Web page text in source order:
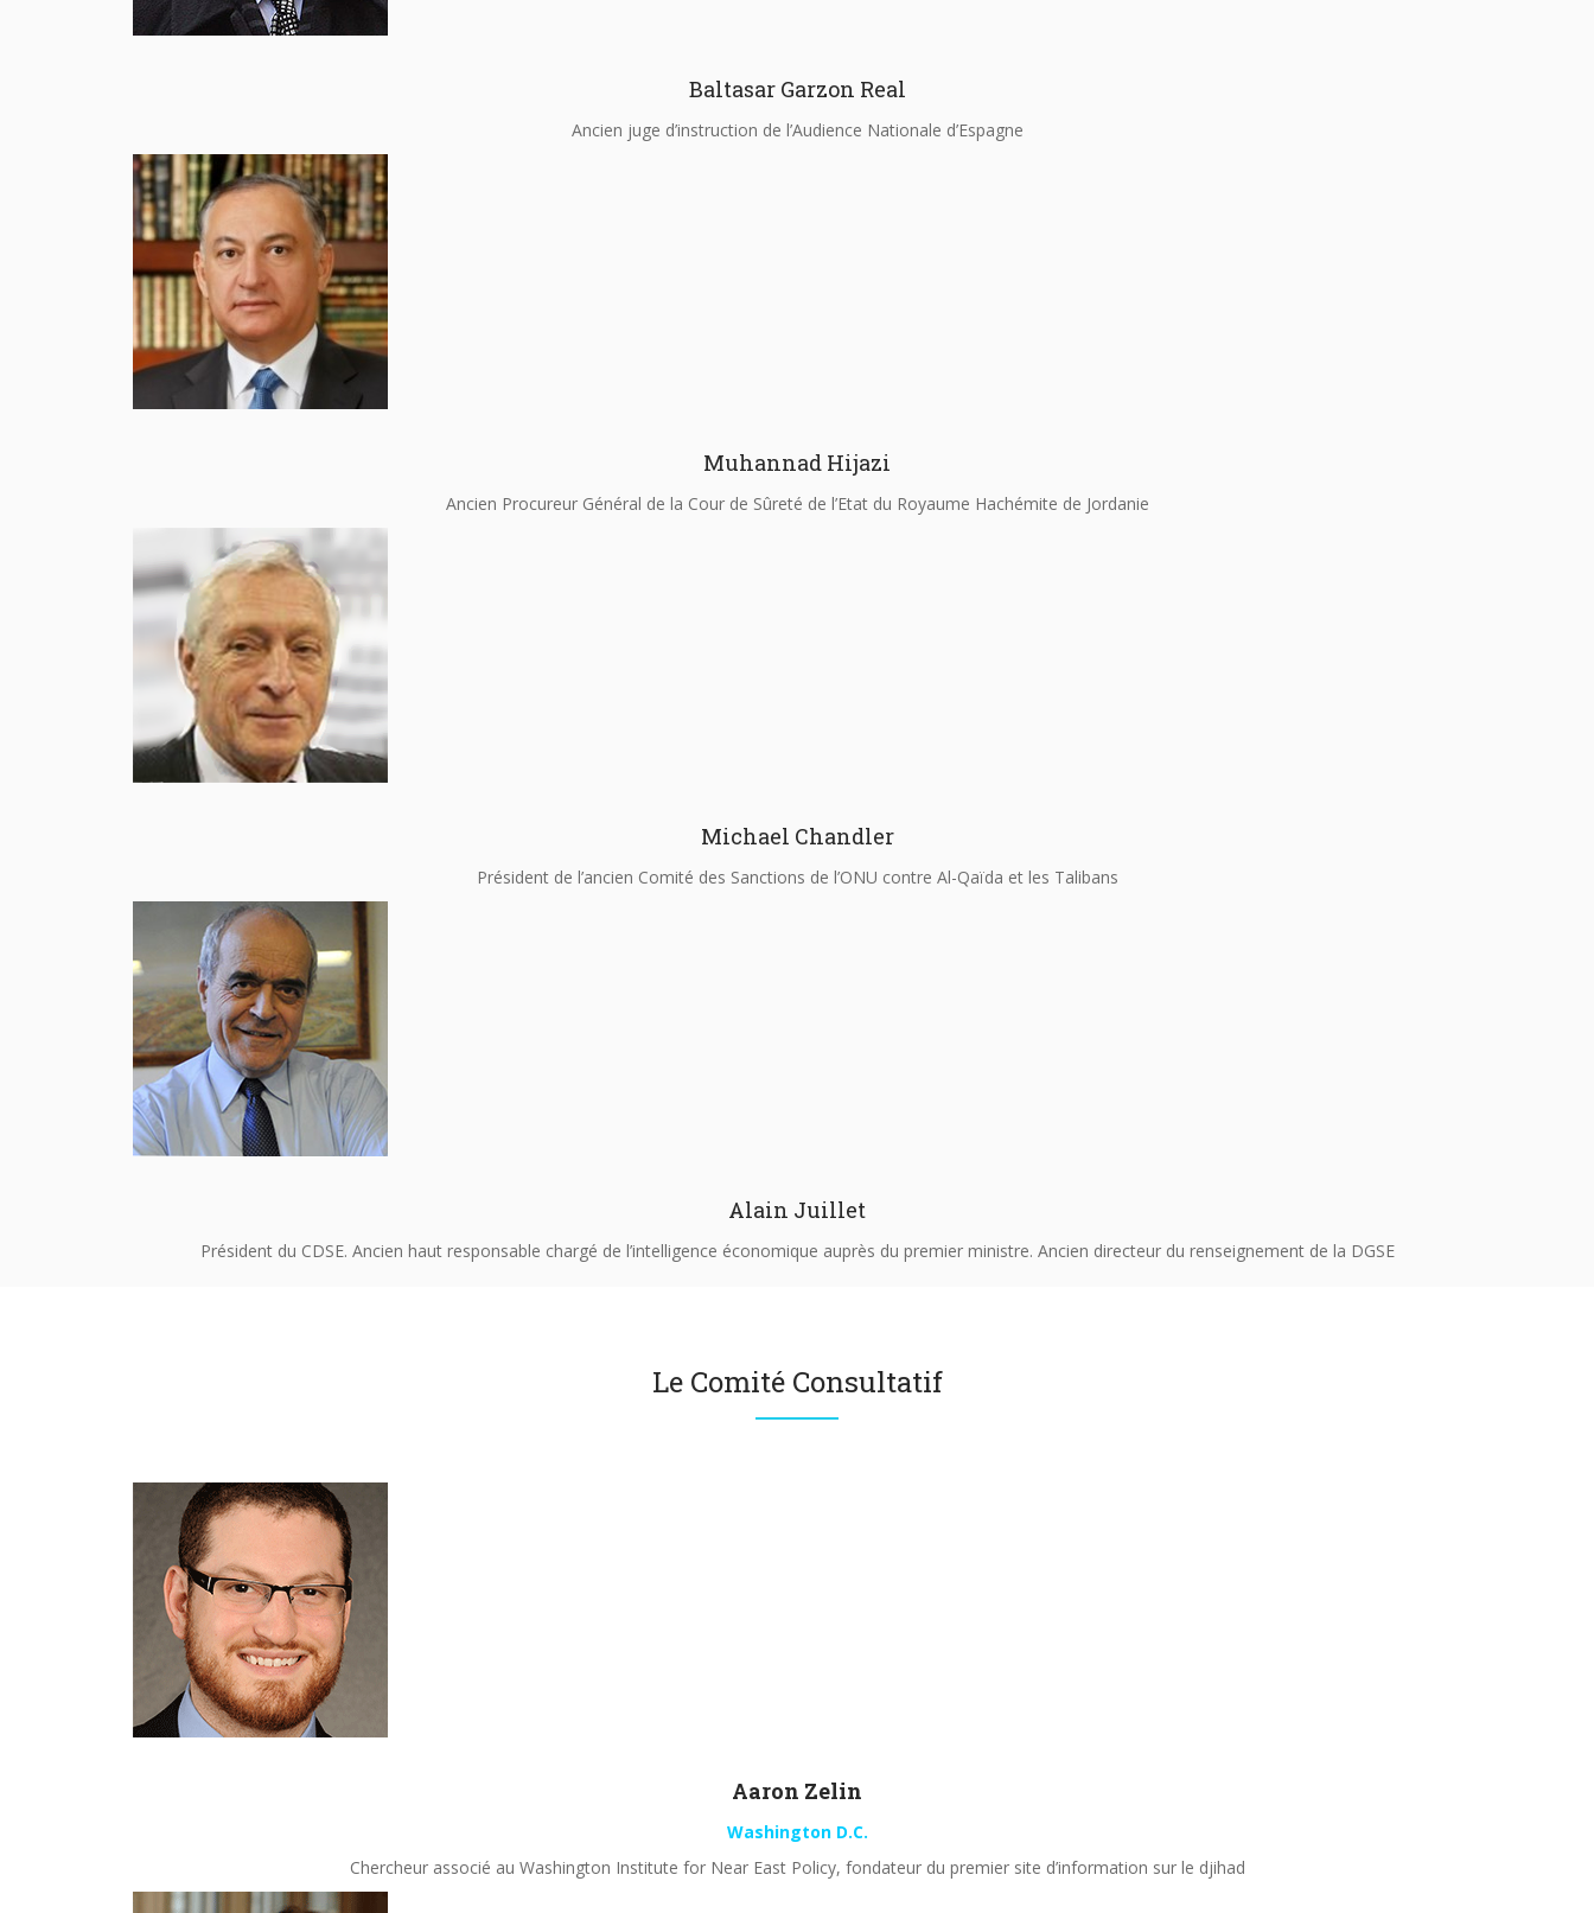
Baltasar Garzon Real
Ancien juge d’instruction de l’Audience Nationale d’Espagne
Muhannad Hijazi
Ancien Procureur Général de la Cour de Sûreté de l’Etat du Royaume Hachémite de Jordanie
Michael Chandler
Président de l’ancien Comité des Sanctions de l’ONU contre Al-Qaïda et les Talibans
Alain Juillet
Président du CDSE. Ancien haut responsable chargé de l’intelligence économique auprès du premier ministre. Ancien directeur du renseignement de la DGSE
Le Comité Consultatif
Aaron Zelin
Washington D.C.
Chercheur associé au Washington Institute for Near East Policy, fondateur du premier site d’information sur le djihad